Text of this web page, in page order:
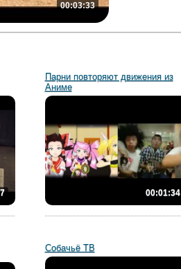
00:03:33
Парни повторяют движения из
Аниме
00:01:34
Собачьё ТВ